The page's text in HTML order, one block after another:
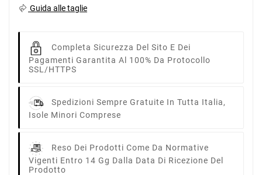
Guida alle taglie
Completa Sicurezza Del Sito E Dei
Pagamenti Garantita Al 100% Da Protocollo
SSL/HTTPS
Spedizioni Sempre Gratuite In Tutta Italia,
Isole Minori Comprese
Reso Dei Prodotti Come Da Normative
Vigenti Entro 14 Gg Dalla Data Di Ricezione Del
Prodotto